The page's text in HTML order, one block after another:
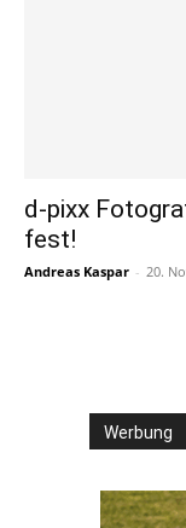
d-pixx
fest!
Andreas Kaspar - 20.
Werbung